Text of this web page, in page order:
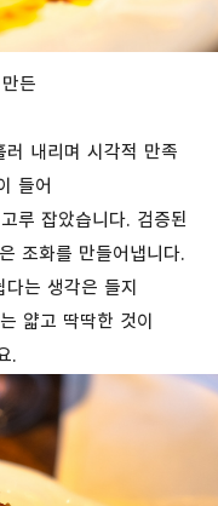
든
러 내리며 시각적 만족
들어
루 잡았습니다. 검증된
조화를 만들어냅니다.
는 생각은 들지
얇고 딱딱한 것이
.